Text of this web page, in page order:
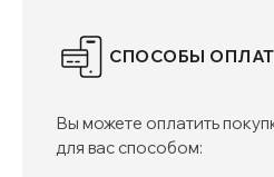
СПОСОБЫ
Вы можете оплатить
для вас способом: